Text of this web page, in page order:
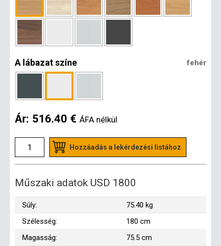
A lábazat színe fehér
Ár: 516.40 € ÁFA nélkül
Hozzáadás a lekérdezési listához
Műszaki adatok USD 1800
Súly:
75.40 kg
Szélesség:
180 cm
Magasság:
75.5 cm